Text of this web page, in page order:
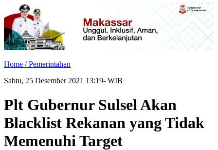
Home /Pemerintahan
Sabtu, 25 Desember 2021 13:19- WIB
Plt Gubernur Sulsel Akan
Blacklist Rekanan yang Tidak
Memenuhi Target